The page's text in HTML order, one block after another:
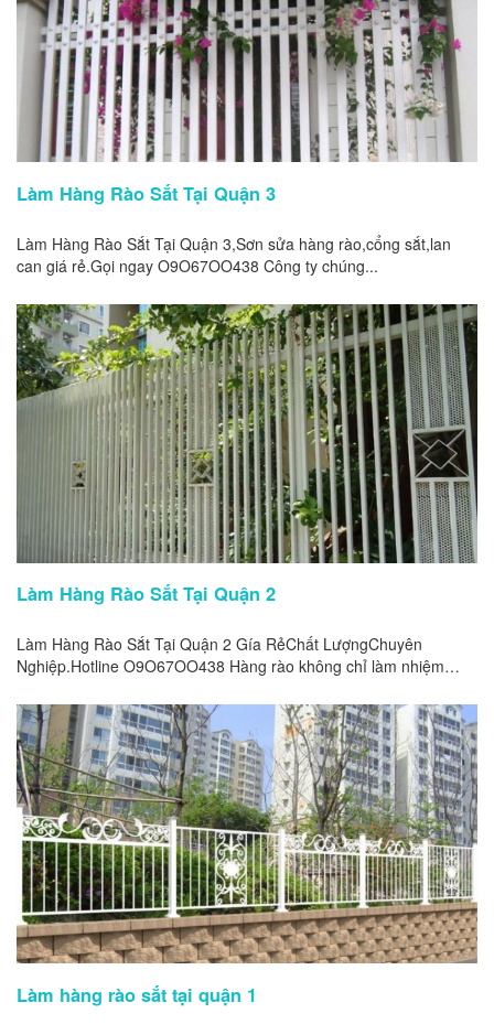
Làm Hàng Rào Sắt Tại Quận 3
Làm Hàng Rào Sắt Tại Quận 3,Sơn sửa hàng rào,cổng sắt,lan
can giá rẻ.Gọi ngay O9O67OO438 Công ty chúng...
Làm Hàng Rào Sắt Tại Quận 2
Làm Hàng Rào Sắt Tại Quận 2 Gía RẻChất LượngChuyên
Nghiệp.Hotline O9O67OO438 Hàng rào không chỉ làm nhiệm
Làm hàng rào sắt tại quận 1